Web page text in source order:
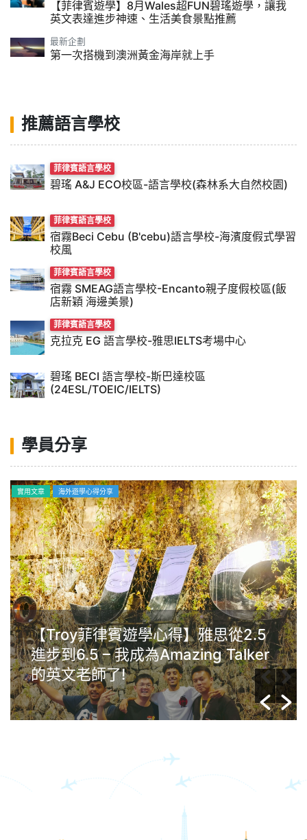
【菲律賓遊學】8月Wales超FUN碧瑤遊學，讓我
英文表達進步神速、生活美食景點推薦
最新企劃
第一次搭機到澳洲黃金海岸就上手
推薦語言學校
菲律賓語言學校
碧瑤 A&J ECO校區-語言學校(森林系大自然校園)
菲律賓語言學校
宿霧Beci Cebu (B'cebu)語言學校-海濱度假式學習
校風
菲律賓語言學校
宿霧 SMEAG語言學校-Encanto親子度假校區(飯
店新穎 海邊美景)
菲律賓語言學校
克拉克 EG 語言學校-雅思IELTS考場中心
碧瑤 BECI 語言學校-斯巴達校區
(24ESL/TOEIC/IELTS)
學員分享
海外遊學心得分享
Gim菲律賓克拉克Anglo遊學心得：
學習動機很重要，英文沒有年齡限
制，任何年齡層的人都能夠提升自己